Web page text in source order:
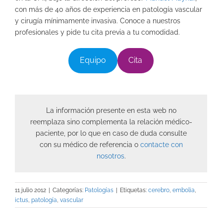
con más de 40 años de experiencia en patología vascular
y cirugía mínimamente invasiva. Conoce a nuestros
profesionales y pide tu cita previa a tu comodidad.
Equipo Cita
La información presente en esta web no
reemplaza sino complementa la relación médico-
paciente, por lo que en caso de duda consulte
con su médico de referencia o contacte con
nosotros.
11 julio 2012 | Categorías: Patologías | Etiquetas: cerebro, embolia,
ictus, patología, vascular